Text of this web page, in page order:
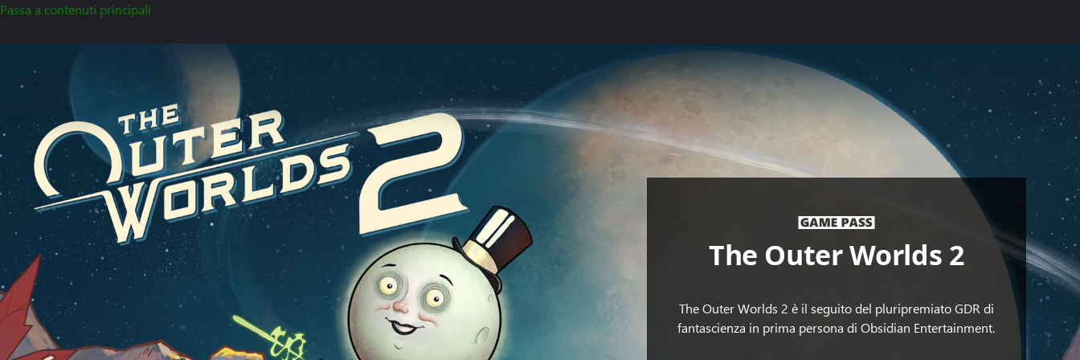
Passa a contenuti principali
The Outer Worlds 2
The Outer Worlds 2 è il seguito del pluripremiato GDR di
fantascienza in prima persona di Obsidian Entertainment.